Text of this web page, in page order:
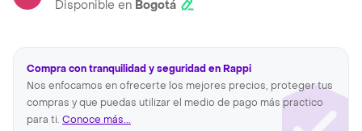
Disponible en Bogotá
Compra con tranquilidad y seguridad en Rappi
Nos enfocamos en ofrecerte los mejores precios, proteger tus
compras y que puedas utilizar el medio de pago más practico
para ti. Conoce más...